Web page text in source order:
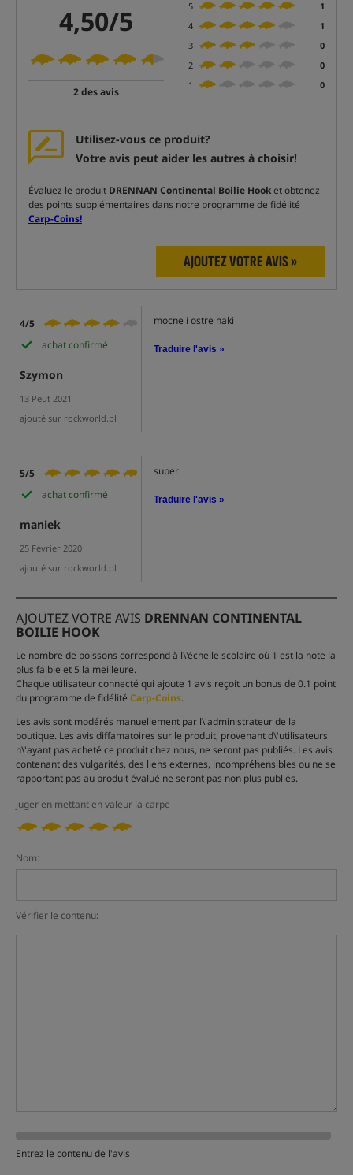
4,50/5
2 des avis
5
1
4
1
3
0
2
0
1
0
Utilisez-vous ce produit?
Votre avis peut aider les autres à choisir!
Évaluez le produit DRENNAN Continental Boilie Hooket obtenez
des points supplémentaires dans notre programme de fidélité
Carp-Coins!
AJOUTEZ VOTRE AVIS »
4/5
achat confirmé
Szymon
13 Peut 2021
ajouté sur rockworld.pl
mocne i ostre haki
Traduire l'avis »
5/5
achat confirmé
maniek
25 Février 2020
ajouté sur rockworld.pl
super
Traduire l'avis »
AJOUTEZ VOTRE AVIS DRENNAN CONTINENTAL
BOILIE HOOK
Le nombre de poissons correspond à l\'échelle scolaire où 1 est la note la
plus faible et 5 la meilleure.
Chaque utilisateur connecté qui ajoute 1 avis reçoit un bonus de 0.1 point
du programme de fidélité Carp-Coins.
Les avis sont modérés manuellement par l\'administrateur de la
boutique. Les avis diffamatoires sur le produit, provenant d\'utilisateurs
n\'ayant pas acheté ce produit chez nous, ne seront pas publiés. Les avis
contenant des vulgarités, des liens externes, incompréhensibles ou ne se
rapportant pas au produit évalué ne seront pas non plus publiés.
juger en mettant en valeur la carpe
Nom:
Vérifier le contenu:
Entrez le contenu de l'avis